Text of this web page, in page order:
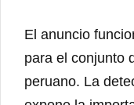
El anuncio
para el conjunto
peruano. La